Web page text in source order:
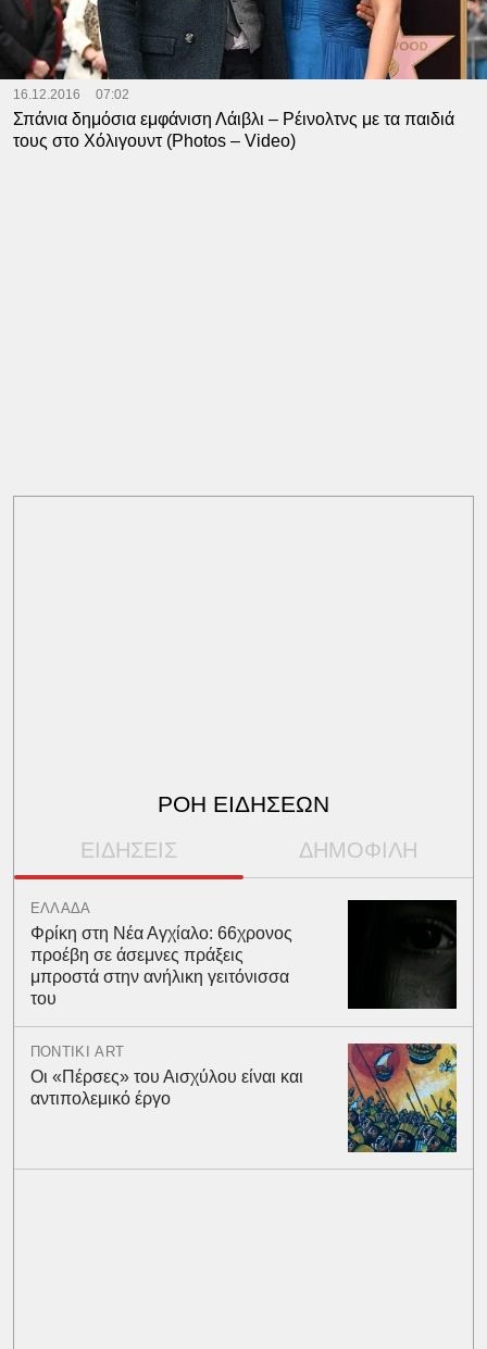
16.12.2016 07:02
Σπάνια δημόσια εμφάνιση Λάιβλι – Ρέινολτνς με τα παιδιά
τους στο Χόλιγουντ (Photos – Video)
ΡΟΗ ΕΙΔΗΣΕΩΝ
ΕΙΔΗΣΕΙΣ ΔΗΜΟΦΙΛΗ
ΕΛΛΑΔΑ
Φρίκη στη Νέα Αγχίαλο: 66χρονος
προέβη σε άσεμνες πράξεις
μπροστά στην ανήλικη γειτόνισσα
του
ΠΟΝΤΙΚΙ ART
Οι «Πέρσες» του Αισχύλου είναι και
αντιπολεμικό έργο